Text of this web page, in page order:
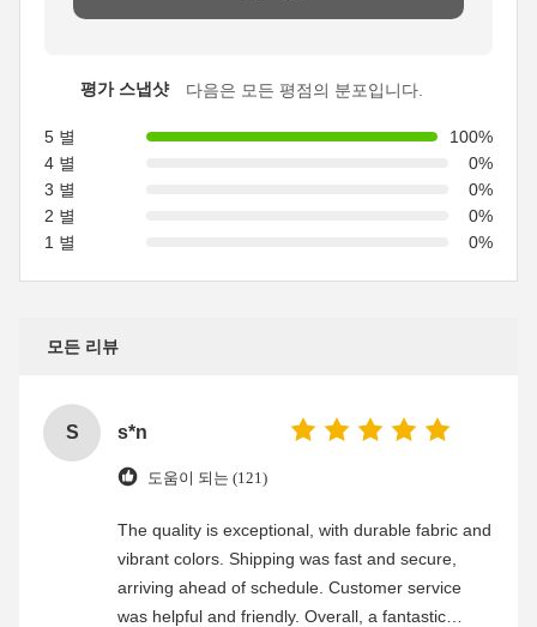
평가 스냅샷 다음은 모든 평점의 분포입니다.
5 별
100%
4 별
0%
3 별
0%
2 별
0%
1 별
0%
모든 리뷰
S s*n
도움이 되는 (121)
The quality is exceptional, with durable fabric and
vibrant colors. Shipping was fast and secure,
arriving ahead of schedule. Customer service
was helpful and friendly. Overall, a fantastic